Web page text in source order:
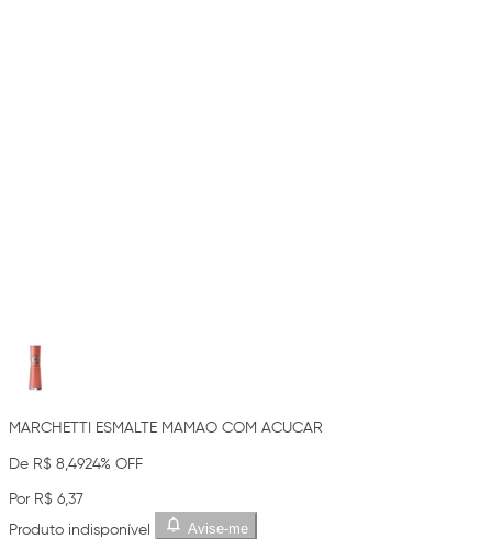
MARCHETTI ESMALTE MAMAO COM ACUCAR
De R$ 8,4924% OFF
Por R$ 6,37
Produto indisponível
Avise-me